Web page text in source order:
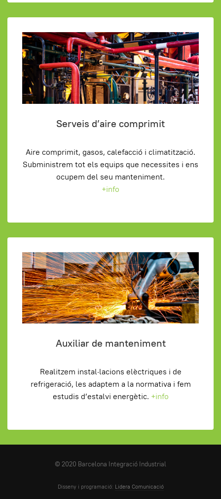
Serveis d’aire comprimit
Aire comprimit, gasos, calefacció i climatització.
Subministrem tot els equips que necessites i ens
ocupem del seu manteniment.
+info
Auxiliar de manteniment
Realitzem instal·lacions elèctriques i de
refrigeració, les adaptem a la normativa i fem
estudis d’estalvi energètic. +info
© 2020 Barcelona Integració Industrial
Disseny i programació: Lidera Comunicació